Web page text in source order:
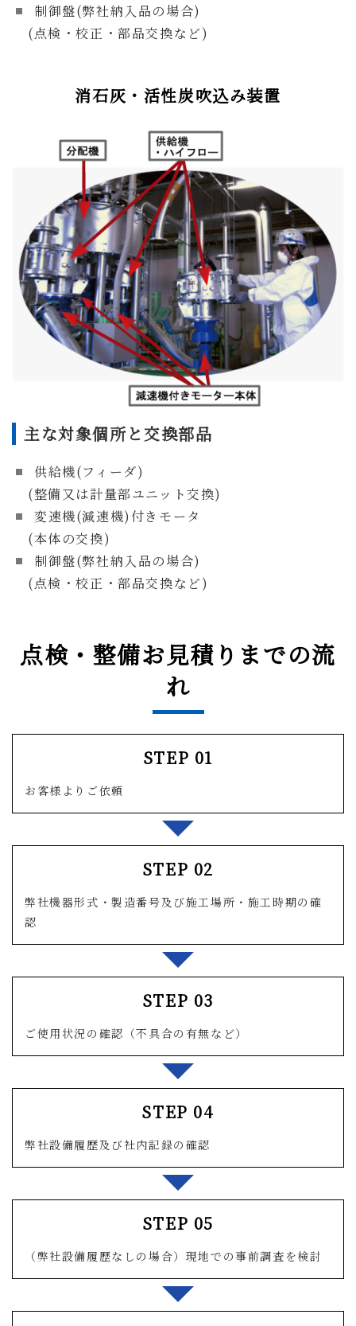
制御盤(弊社納入品の場合)
(点検・校正・部品交換など)
消石灰・活性炭吹込み装置
主な対象個所と交換部品
供給機(フィーダ)
(整備又は計量部ユニット交換)
変速機(減速機)付きモータ
(本体の交換)
制御盤(弊社納入品の場合)
(点検・校正・部品交換など)
点検・整備お見積りまでの流
れ
STEP 01
お客様よりご依頼
STEP 02
弊社機器形式・製造番号及び施工場所・施工時期の確
認
STEP 03
ご使用状況の確認（不具合の有無など）
STEP 04
弊社設備履歴及び社内記録の確認
STEP 05
（弊社設備履歴なしの場合）現地での事前調査を検討